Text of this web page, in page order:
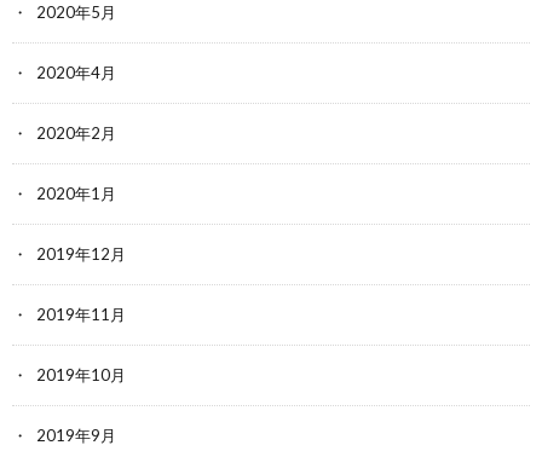
2020年5月
2020年4月
2020年2月
2020年1月
2019年12月
2019年11月
2019年10月
2019年9月